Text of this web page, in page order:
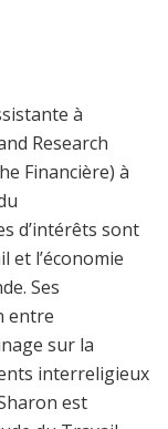
à
Research
Financière) à
d’intérêts sont
et l’économie
Ses
entre
sur la
interreligieux
est